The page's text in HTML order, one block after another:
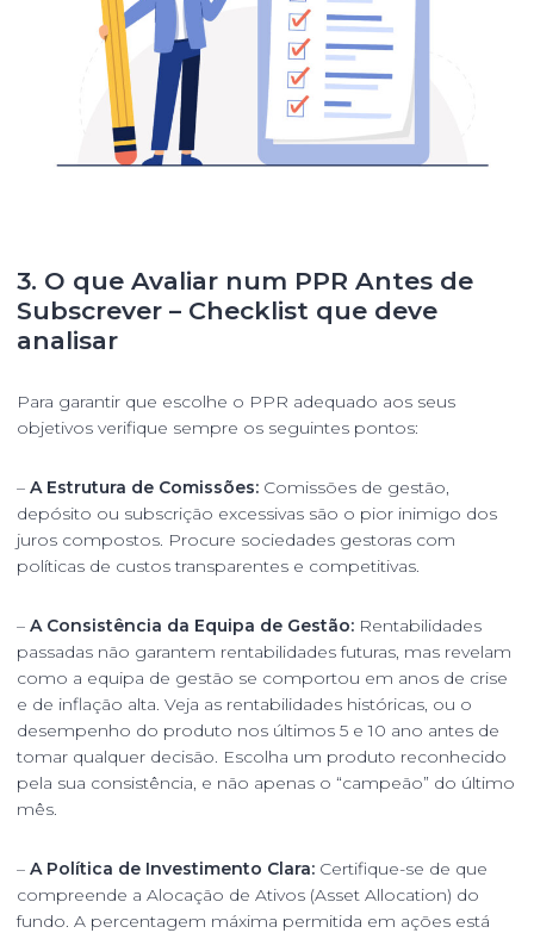
3. O que Avaliar num PPR Antes de
Subscrever – Checklist que deve
analisar
Para garantir que escolhe o PPR adequado aos seus
objetivos verifique sempre os seguintes pontos:
– A Estrutura de Comissões: Comissões de gestão,
depósito ou subscrição excessivas são o pior inimigo dos
juros compostos. Procure sociedades gestoras com
políticas de custos transparentes e competitivas.
– A Consistência da Equipa de Gestão: Rentabilidades
passadas não garantem rentabilidades futuras, mas revelam
como a equipa de gestão se comportou em anos de crise
e de inflação alta. Veja as rentabilidades históricas, ou o
desempenho do produto nos últimos 5 e 10 ano antes de
tomar qualquer decisão. Escolha um produto reconhecido
pela sua consistência, e não apenas o “campeão” do último
mês.
– A Política de Investimento Clara: Certifique-se de que
compreende a Alocação de Ativos (Asset Allocation) do
fundo. A percentagem máxima permitida em ações está